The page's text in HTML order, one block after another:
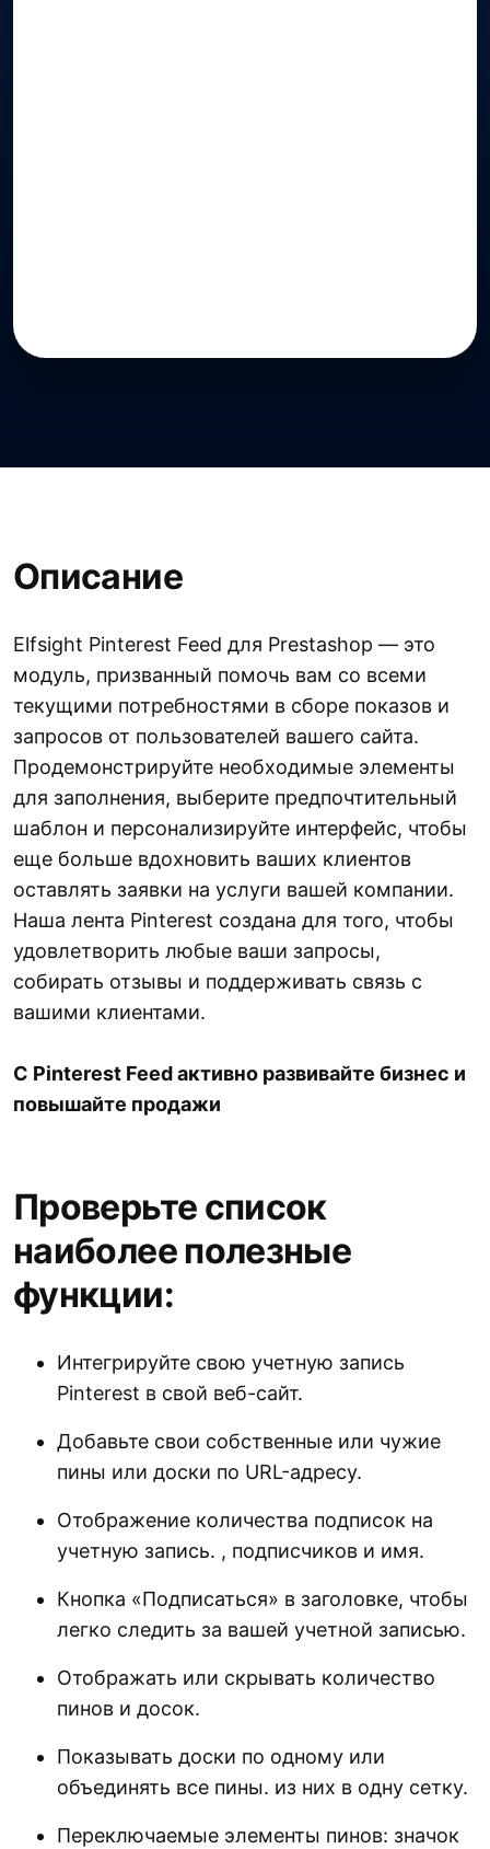
Описание
Elfsight Pinterest Feed для Prestashop — это
модуль, призванный помочь вам со всеми
текущими потребностями в сборе показов и
запросов от пользователей вашего сайта.
Продемонстрируйте необходимые элементы
для заполнения, выберите предпочтительный
шаблон и персонализируйте интерфейс, чтобы
еще больше вдохновить ваших клиентов
оставлять заявки на услуги вашей компании.
Наша лента Pinterest создана для того, чтобы
удовлетворить любые ваши запросы,
собирать отзывы и поддерживать связь с
вашими клиентами.
С Pinterest Feed активно развивайте бизнес и
повышайте продажи
Проверьте список
наиболее полезные
функции:
Интегрируйте свою учетную запись
Pinterest в свой веб-сайт.
Добавьте свои собственные или чужие
пины или доски по URL-адресу.
Отображение количества подписок на
учетную запись. , подписчиков и имя.
Кнопка «Подписаться» в заголовке, чтобы
легко следить за вашей учетной записью.
Отображать или скрывать количество
пинов и досок.
Показывать доски по одному или
объединять все пины. из них в одну сетку.
Переключаемые элементы пинов: значок